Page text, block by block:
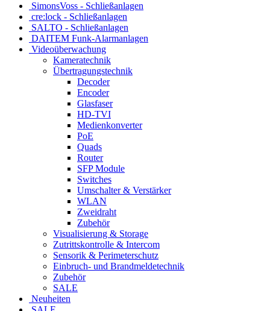
SimonsVoss - Schließanlagen
cre:lock - Schließanlagen
SALTO - Schließanlagen
DAITEM Funk-Alarmanlagen
Videoüberwachung
Kameratechnik
Übertragungstechnik
Decoder
Encoder
Glasfaser
HD-TVI
Medienkonverter
PoE
Quads
Router
SFP Module
Switches
Umschalter & Verstärker
WLAN
Zweidraht
Zubehör
Visualisierung & Storage
Zutrittskontrolle & Intercom
Sensorik & Perimeterschutz
Einbruch- und Brandmeldetechnik
Zubehör
SALE
Neuheiten